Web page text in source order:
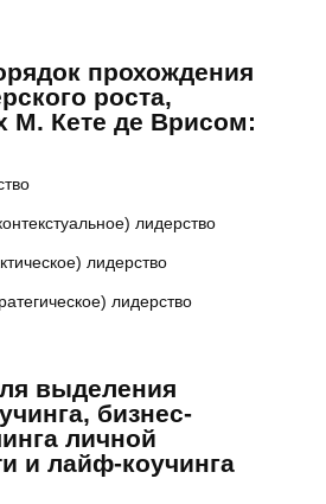
прохождения
роста,
М. Кете де Врисом:
лидерство
лидерство
лидерство
выделения
бизнес-
личной
и лайф-коучинга